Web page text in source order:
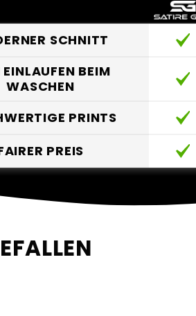
SCHNITT
EINLAUFEN BEIM
WASCHEN
PRINTS
PREIS